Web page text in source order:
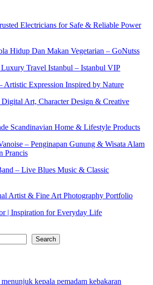
Electricians for Safe & Reliable Power
Hidup Dan Makan Vegetarian – GoNutss
Travel Istanbul – Istanbul VIP
Artistic Expression Inspired by Nature
Art, Character Design & Creative
Scandinavian Home & Lifestyle Products
– Penginapan Gunung & Wisata Alam
Prancis
– Live Blues Music & Classic
Artist & Fine Art Photography Portfolio
| Inspiration for Everyday Life
Search
kepala pemadam kebakaran